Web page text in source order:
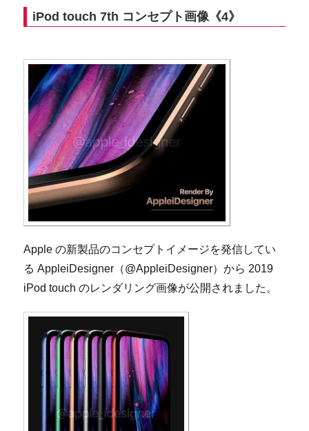
iPod touch 7th コンセプト画像《4》
Apple の新製品のコンセプトイメージを発信してい
る AppleiDesigner（@AppleiDesigner）から 2019
iPod touch のレンダリング画像が公開されました。